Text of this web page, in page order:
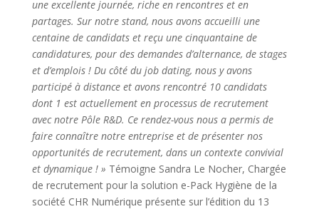
une excellente journée, riche en rencontres et en
partages. Sur notre stand, nous avons accueilli une
centaine de candidats et reçu une cinquantaine de
candidatures, pour des demandes d’alternance, de stages
et d’emplois ! Du côté du job dating, nous y avons
participé à distance et avons rencontré 10 candidats
dont 1 est actuellement en processus de recrutement
avec notre Pôle R&D. Ce rendez-vous nous a permis de
faire connaître notre entreprise et de présenter nos
opportunités de recrutement, dans un contexte convivial
et dynamique ! » Témoigne Sandra Le Nocher, Chargée
de recrutement pour la solution e-Pack Hygiène de la
société CHR Numérique présente sur l’édition du 13